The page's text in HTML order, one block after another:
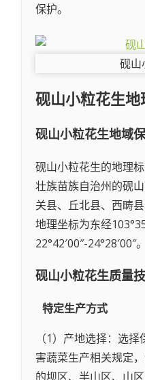
保护。
砚山
砚山小粒花生地
砚山小粒花生地域
砚山小粒花生的地理
壮族苗族自治州的砚
关县、丘北县、西畴
地理坐标为东经
22°42′00″-24°28′00″。
砚山小粒花生质量
特定生产方式
（1）产地选择：选
害蔬菜生产相关规定
的坝区、半山区、山